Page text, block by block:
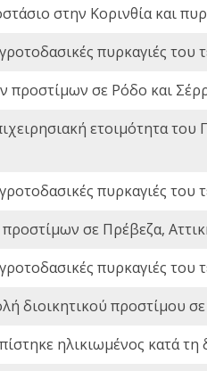
στην Κορινθία και
πυρκαγιές
προστίμων σε Ρόδο και
ετοιμότητα
πυρκαγιές
σε Πρέβεζα,
πυρκαγιές
διοικητικού προστίμου
ηλικιωμένος κατά